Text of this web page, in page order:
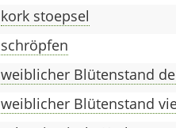
kork stoepsel
schröpfen
weiblicher Blütenstand
weiblicher Blütenstand